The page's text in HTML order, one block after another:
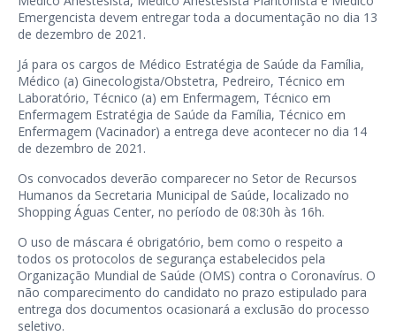
Emergencista devem entregar toda a documentação no dia 13
de dezembro de 2021.
Já para os cargos de Médico Estratégia de Saúde da Família,
Médico (a) Ginecologista/Obstetra, Pedreiro, Técnico em
Laboratório, Técnico (a) em Enfermagem, Técnico em
Enfermagem Estratégia de Saúde da Família, Técnico em
Enfermagem (Vacinador) a entrega deve acontecer no dia 14
de dezembro de 2021.
Os convocados deverão comparecer no Setor de Recursos
Humanos da Secretaria Municipal de Saúde, localizado no
Shopping Águas Center, no período de 08:30h às 16h.
O uso de máscara é obrigatório, bem como o respeito a
todos os protocolos de segurança estabelecidos pela
Organização Mundial de Saúde (OMS) contra o Coronavírus. O
não comparecimento do candidato no prazo estipulado para
entrega dos documentos ocasionará a exclusão do processo
seletivo.